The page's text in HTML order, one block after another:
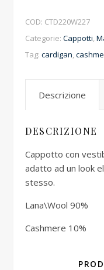
COD: CTD220W227
Categorie: Cappotti,
Tag: cardigan,
Descrizione
DESCRIZIONE
Cappotto con
adatto ad un look
stesso.
Lana\Wool 90%
Cashmere 10%